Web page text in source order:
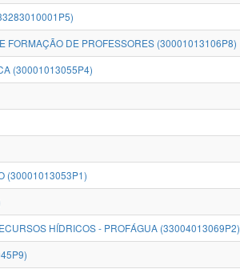
FORMAÇÃO DE PROFESSORES (30001013106P8)
(30001013055P4)
(30001013053P1)
HÍDRICOS - PROFÁGUA (33004013069P2)